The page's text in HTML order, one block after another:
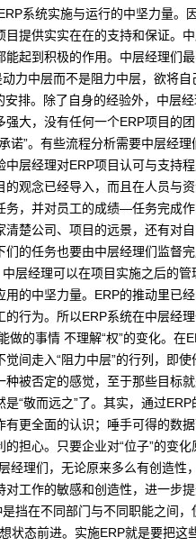
系统实施与运行的中坚力量。
提供实实在在的支持和保证。
起到积极的作用。中层经理们
力中层而不是阻力中层，欲将自
排。除了自身的经验外，中层
大，没有任何一个ERP项目的
”。有些流程分析需要中层经理
层经理对ERP项目认可与支持程
观念已经导入，而且在人员与
务，并对员工的成绩—任务完成
楚公司、项目的远景，还有对
的任务也要由中层经理们监督
层经理可以在项目实施之后的管
的中坚力量。ERP的推动里已
行为。所以ERP系统在中层经
的事情 不理解“权”的变化。在
间走入“阻力中层”的行列，即使
被否定的感觉，至于那些目标
“敬而远之”了。其实，通过ERP
更全面的认识；唾手可得的数
担心。只要企业对“位子”的变化
经理们，无论原来多么有创造性
工作的敏感和创造性，进一步
挡在不同部门与不同职能之间
状态前进。实施ERP就是要把这